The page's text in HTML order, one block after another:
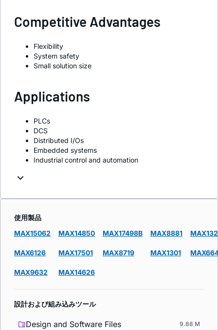
Competitive Advantages
Flexibility
System safety
Small solution size
Applications
PLCs
DCS
Distributed I/Os
Embedded systems
Industrial control and automation
使用製品
MAX15062
MAX14850 MAX17498B MAX8881
MAX6126 MAX17501 MAX8719 MAX1301
MAX9632 MAX14626
設計および組み込みツール
Design and Software Files 9.88 M